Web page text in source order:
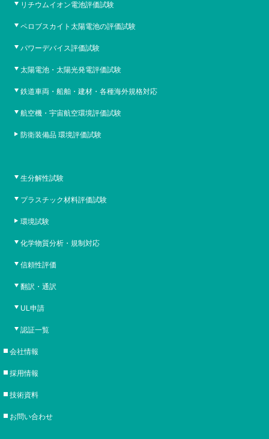
リチウムイオン電池評価試験
ペロブスカイト太陽電池の評価試験
パワーデバイス評価試験
太陽電池・太陽光発電評価試験
鉄道車両・船舶・建材・各種海外規格対応
航空機・宇宙航空環境評価試験
防衛装備品 環境評価試験
生分解性試験
プラスチック材料評価試験
環境試験
化学物質分析・規制対応
信頼性評価
翻訳・通訳
UL申請
認証一覧
会社情報
採用情報
技術資料
お問い合わせ